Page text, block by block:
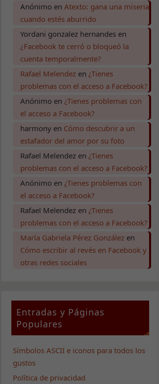
Anónimo en Atexto: gana una miseria
cuando estés aburrido
Yordani gonzalez hernandesen
¿Facebook te cerró o bloqueó la
cuenta temporalmente?
Rafael Melendezen ¿Tienes
problemas con el acceso a Facebook?
Anónimo en ¿Tienes problemas con
el acceso a Facebook?
harmonyen Cómo descubrir a un
estafador del amor por su foto
Rafael Melendezen ¿Tienes
problemas con el acceso a Facebook?
Anónimo en ¿Tienes problemas con
el acceso a Facebook?
Rafael Melendezen ¿Tienes
problemas con el acceso a Facebook?
María Gabriela Pérez Gonzálezen
Cómo escribir al revés en Facebook y
otras redes sociales
Entradas y Páginas
Populares
Símbolos ASCII e iconos para todos los
gustos
Política de privacidad